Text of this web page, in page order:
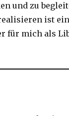
und zu
ist
für mich als